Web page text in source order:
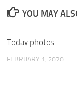
YOU MAY
Today photos
FEBRUARY 1, 2020